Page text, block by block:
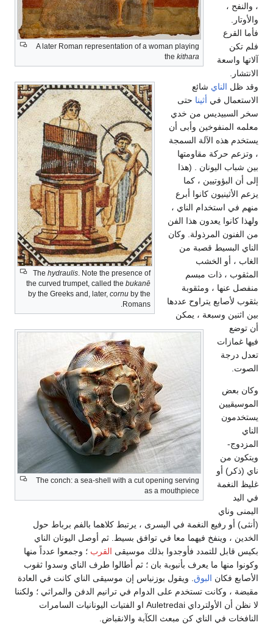
A later Roman representation of a woman playing
the kithara
The hydraulis . Note the presence of
the curved trumpet, called the bukanē
by the Greeks and, later, cornu by the
Romans.
The conch: a sea-shell with a cut opening serving
as a mouthpiece
، والنفح ،
والأوتار.
فأما القرع
فلم تكن
آلاتها واسعة
الانتشار.
وقد ظل الناي شائع
الاستعمال في أثينا حتى
سخر السبيديس من خدي
معلمه المنفوخين وأبى أن
يستخدم هذه الآلة السمجة
، وتزعم حركة مقاومتها
بين شباب اليونان . (هذا
إلى أن البؤوتيين ، كما
يزعم الأثينيون كانوا أبرع
منهم في استخدام الناي ،
ولهذا كانوا يعدون هذا الفن
من الفنون المرذولة. وكان
الناي البسيط قصبة من
الغاب ، أو الخشب
المثقوب ، ذات مبسم
منفصل عنها ، ومثقوبة
بثقوب لأصابع يتراوح عددها
بين اثنين وسبعة ، يمكن
أن توضع
فيها غمازات
تعدل درجة
الصوت.
وكان بعض
الموسيقيين
يستخدمون
الناي
المزدوج-
ويتكون من
ناي (ذكر) أو
غليظ النغمة
في اليد
اليمنى وناي
(أنثى) أو رفيع النغمة في اليسرى ، يرتبط كلاهما بالفم برباط حول
الخدين ، وينفخ فيهما معا في توافق بسيط. ثم أوصل اليونان الناي
بكيس قابل للتمدد فأوجدوا بذلك موسيقى القرب ؛ وجمعوا عدداً منها
وكونوا منها ما يعرف بأنبوبة بان ؛ ثم أطالوا طرف الناي وسدوا ثقوب
الأصابع فكان البوق. ويقول بوزنياس إن موسيقى الناي كانت في العادة
مقبضة ، وكانت تستخدم على الدوام في ترانيم الدفن والمراثي ؛ ولكننا
لا نظن أن الأولترداي Auletredai او الفتيات اليونانيات السامرات
النافخات في الناي كن مبعث الكآبة والانقباض.